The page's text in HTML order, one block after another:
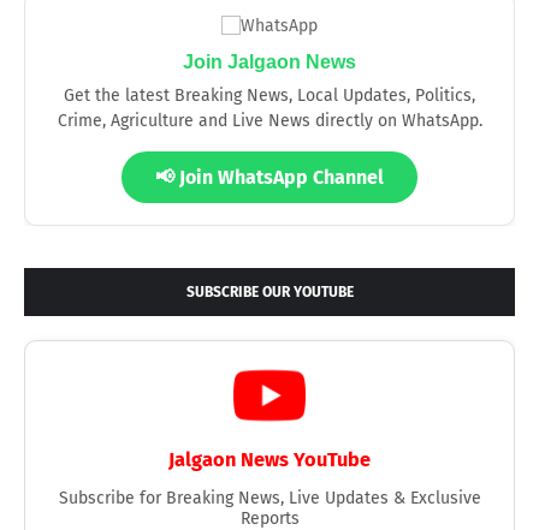
Join Jalgaon News
Get the latest Breaking News, Local Updates, Politics,
Crime, Agriculture and Live News directly on WhatsApp.
📢 Join WhatsApp Channel
SUBSCRIBE OUR YOUTUBE
Jalgaon News YouTube
Subscribe for Breaking News, Live Updates & Exclusive
Reports